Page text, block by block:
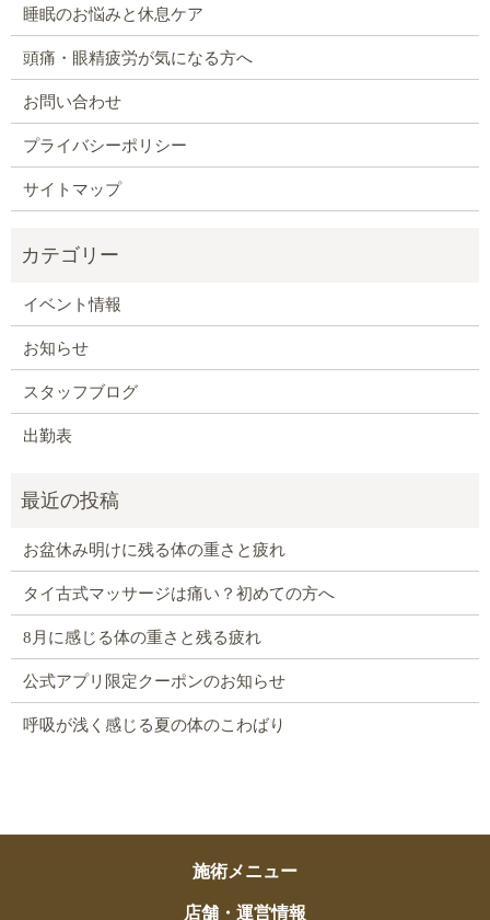
睡眠のお悩みと休息ケア
頭痛・眼精疲労が気になる方へ
お問い合わせ
プライバシーポリシー
サイトマップ
イベント情報
お知らせ
スタッフブログ
出勤表
お盆休み明けに残る体の重さと疲れ
タイ古式マッサージは痛い？初めての方へ
8月に感じる体の重さと残る疲れ
公式アプリ限定クーポンのお知らせ
呼吸が浅く感じる夏の体のこわばり
施術メニュー
店舗・運営情報